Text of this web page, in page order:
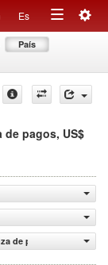
Es
Toggle
País
de pagos, US$
de pagos, US$ a